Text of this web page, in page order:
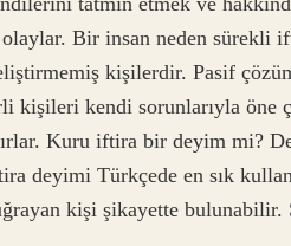
olaylar. Bir insan neden
kişilerdir. Pasif
kişileri kendi sorunlarıyla öne
Kuru iftira bir deyim mi?
deyimi Türkçede en sık
kişi şikayette